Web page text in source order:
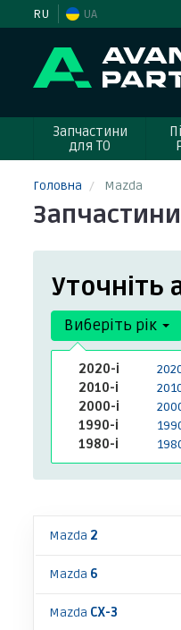
RU UA
Запчастини
для ТО
Головна Mazda
Уточніть
Виберіть рік
2020-і
2010-і
2000-і
1990-і
1980-і
Mazda 2
Mazda 6
Mazda CX-3